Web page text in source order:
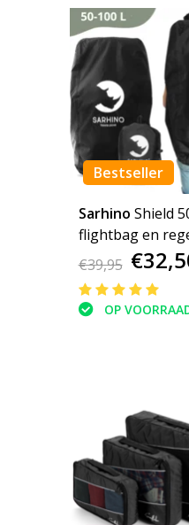
Bestseller
Sarhino Shield
flightbag en
zwart
€39,95
OP